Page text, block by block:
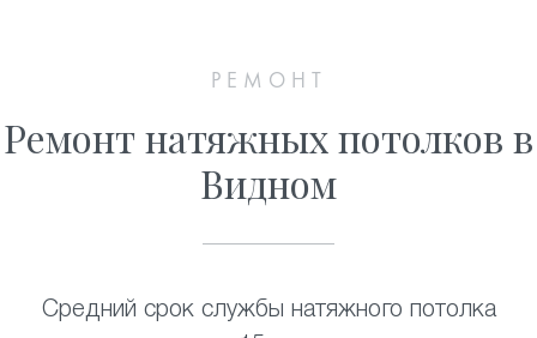
РЕМОНТ
Ремонт натяжных потолков в
Видном
Средний срок службы натяжного потолка